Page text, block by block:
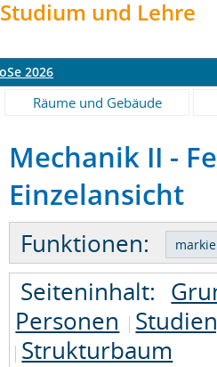
und Lehre
2026
Räume und Gebäude
Mechanik II -
Einzelansicht
Funktionen:
Seiteninhalt:
Personen
Strukturbaum